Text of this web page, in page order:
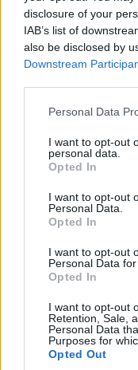
disclosure of your
IAB’s list of
also be disclosed by
Downstream
Please note that this
not limited to your
grant or deny
use your data for
consent section.
Personal Data
I want to opt-out
personal data.
Opted In
I want to opt-out
Personal Data.
Opted In
I want to opt-out
Personal Data
Opted In
I want to opt-out
Retention, Sale,
Personal Data
Purposes for
Opted Out